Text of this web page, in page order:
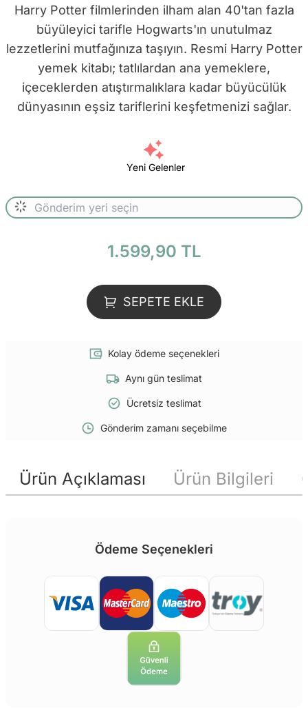
Harry Potter filmlerinden ilham alan 40'tan fazla
büyüleyici tarifle Hogwarts'ın unutulmaz
lezzetlerini mutfağınıza taşıyın. Resmi Harry Potter
yemek kitabı; tatlılardan ana yemeklere,
içeceklerden atıştırmalıklara kadar büyücülük
dünyasının eşsiz tariflerini keşfetmenizi sağlar.
Yeni Gelenler
1.599,90 TL
SEPETE EKLE
Kolay ödeme seçenekleri
Aynı gün teslimat
Ücretsiz teslimat
Gönderim zamanı seçebilme
Ürün Açıklaması Ürün Bilgileri
Ödeme Seçenekleri